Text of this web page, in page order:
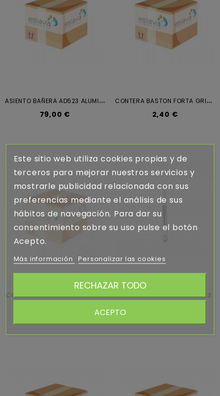
A
SIENTO BAÑERA AD523 ALUMINIO
79,00 €
C
ONTERA BASTON FORTA GRIS 18MM
2,40 €
CORTAUÑAS PEDICURO APOSAN MANGO CORYSAN BISTURI N 3
Este sitio web utiliza cookies propias y de
terceros para mejorar nuestros servicios y
mostrarle publicidad relacionada con sus
preferencias mediante el análisis de sus
hábitos de navegación. Para dar su
consentimiento sobre su uso pulse el botón
Acepto.
Más información Personalizar las cookies
RECHAZAR TODO
ACEPTO